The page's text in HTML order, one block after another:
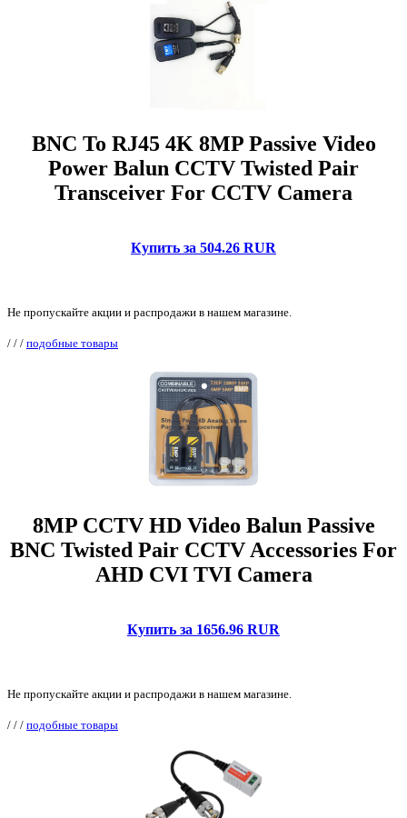
BNC To RJ45 4K 8MP Passive Video
Power Balun CCTV Twisted Pair
Transceiver For CCTV Camera
Купить за 504.26 RUR
Не пропускайте акции и распродажи в нашем магазине.
/ / / подобные товары
8MP CCTV HD Video Balun Passive
BNC Twisted Pair CCTV Accessories For
AHD CVI TVI Camera
Купить за 1656.96 RUR
Не пропускайте акции и распродажи в нашем магазине.
/ / / подобные товары